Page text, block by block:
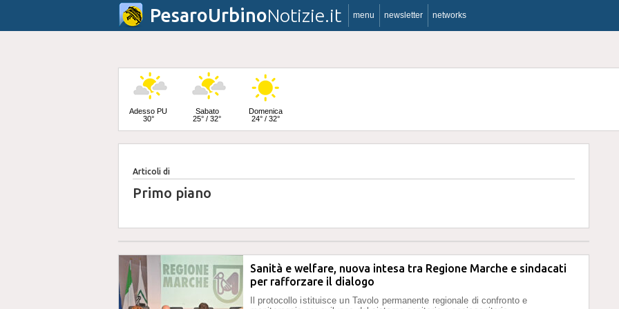
PesaroUrbinoNotizie.it menu newsletter networks
Adesso PU
30°
Sabato
25° / 32°
Domenica
24° / 32°
Lunedì
23° / 33°
Articoli di
Primo piano
Sanità e welfare, nuova intesa tra Regione Marche e sindacati
per rafforzare il dialogo
Il protocollo istituisce un Tavolo permanente regionale di confronto e